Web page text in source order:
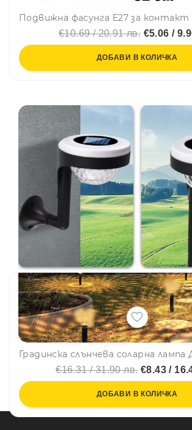
€10.69 / 20.91 лв. €5.06 /
ДОБАВИ В КОЛИЧКА
€16.31 / 31.90 лв.€8.43 /
ДОБАВИ В КОЛИЧКА